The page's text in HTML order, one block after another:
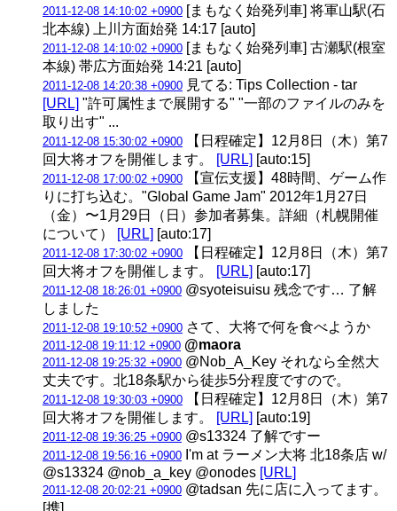
2011-12-08 14:10:02 +0900 [まもなく始発列車] 将軍山駅(石
北本線) 上川方面始発 14:17 [auto]
2011-12-08 14:10:02 +0900 [まもなく始発列車] 古瀬駅(根室
本線) 帯広方面始発 14:21 [auto]
2011-12-08 14:20:38 +0900 見てる: Tips Collection - tar
[URL] "許可属性まで展開する" "一部のファイルのみを
取り出す" ...
2011-12-08 15:30:02 +0900 【日程確定】12月8日（木）第7
回大将オフを開催します。
[URL] [auto:15]
2011-12-08 17:00:02 +0900 【宣伝支援】48時間、ゲーム作
りに打ち込む。"Global Game Jam" 2012年1月27日
（金）〜1月29日（日）参加者募集。詳細（札幌開催
について）
[URL] [auto:17]
2011-12-08 17:30:02 +0900 【日程確定】12月8日（木）第7
回大将オフを開催します。
[URL] [auto:17]
2011-12-08 18:26:01 +0900 @syoteisuisu 残念です… 了解
しました
2011-12-08 19:10:52 +0900 さて、大将で何を食べようか
2011-12-08 19:11:12 +0900 @maora
2011-12-08 19:25:32 +0900 @Nob_A_Key それなら全然大
丈夫です。北18条駅から徒歩5分程度ですので。
2011-12-08 19:30:03 +0900 【日程確定】12月8日（木）第7
回大将オフを開催します。
[URL] [auto:19]
2011-12-08 19:36:25 +0900 @s13324 了解ですー
2011-12-08 19:56:16 +0900 I'm at ラーメン大将 北18条店 w/
@s13324 @nob_a_key @onodes [URL]
2011-12-08 20:02:21 +0900 @tadsan 先に店に入ってます。
[携]